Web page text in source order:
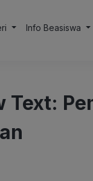
Info Beasiswa
Text: